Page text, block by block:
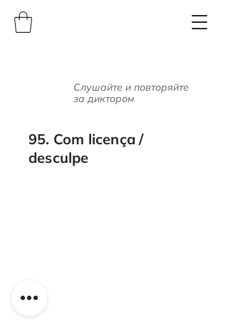
95. Com licença /
desculpe
Слушайте и повторяйте
за диктором